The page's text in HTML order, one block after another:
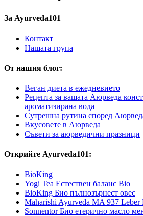
За Ayurveda101
Контакт
Нашата група
От нашия блог:
Веган диета в ежедневието
Рецепта за вашата Аюрведа
ароматизирана вода
Сутрешна рутина според
Вкусовете в Аюрведа
Съвети за аюрведични празници
Открийте Ayurveda101:
BioKing
Yogi Tea Естествен баланс Bio
BioKing Био пълнозърнест овес
Maharishi Ayurveda MA 937 Leber
Sonnentor Био етерично масло